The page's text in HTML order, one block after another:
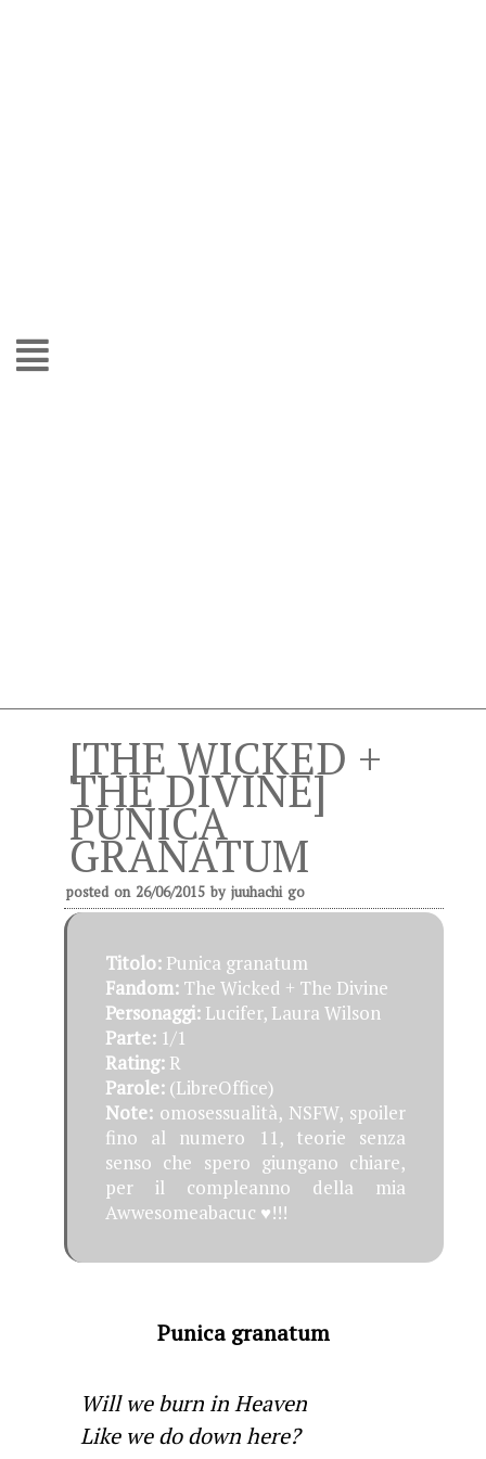
[THE WICKED +
THE DIVINE]
PUNICA
GRANATUM
posted on 26/06/2015 by juuhachi go
Titolo: Punica granatum
Fandom: The Wicked + The Divine
Personaggi: Lucifer, Laura Wilson
Parte: 1/1
Rating: R
Parole: (LibreOffice)
Note: omosessualità, NSFW, spoiler
fino al numero 11, teorie senza
senso che spero giungano chiare,
per il compleanno della mia
Awwesomeabacuc ♥!!!
Punica granatum
Will we burn in Heaven
Like we do down here?